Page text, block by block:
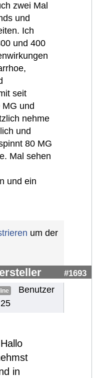
zwei Mal
und
Ich
und 400
seit
und
nehme
und
80 MG
Mal sehen
und ein
um der
#1693
Benutzer
in